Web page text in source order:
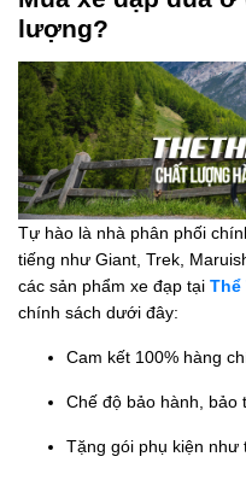
lượng?
Tự hào là nhà phân phối
tiếng như Giant, Trek,
các sản phẩm xe đạp tại Thể
chính sách dưới đây:
Cam kết 100% hàng
Chế độ bảo hành, bảo
Tặng gói phụ kiện như